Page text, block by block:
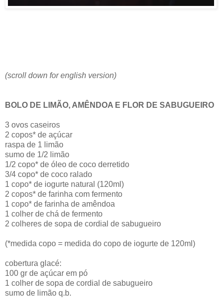
(scroll down for english version)
BOLO DE LIMÃO, AMÊNDOA E FLOR DE SABUGUEIRO
3 ovos caseiros
2 copos* de açúcar
raspa de 1 limão
sumo de 1/2 limão
1/2 copo* de óleo de coco derretido
3/4 copo* de coco ralado
1 copo* de iogurte natural (120ml)
2 copos* de farinha com fermento
1 copo* de farinha de amêndoa
1 colher de chá de fermento
2 colheres de sopa de cordial de sabugueiro
(*medida copo = medida do copo de iogurte de 120ml)
cobertura glacé:
100 gr de açúcar em pó
1 colher de sopa de cordial de sabugueiro
sumo de limão q.b.